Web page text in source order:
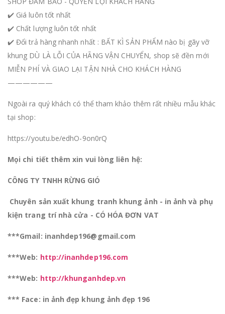
✔️ Giá luôn tốt nhất
✔️ Chất lượng luôn tốt nhất
✔️ Đổi trả hàng nhanh nhất : BẤT KÌ SẢN PHẨM nào bị gãy vỡ
khung DÙ LÀ LỖI CỦA HÃNG VẬN CHUYỂN, shop sẽ đền mới
MIỄN PHÍ VÀ GIAO LẠI TẬN NHÀ CHO KHÁCH HÀNG
——————
Ngoài ra quý khách có thể tham khảo thêm rất nhiều mẫu khác
tại shop:
https://youtu.be/edhO-9on0rQ
Mọi chi tiết thêm xin vui lòng liên hệ:
CÔNG TY TNHH RỪNG GIÓ
Chuyên sản xuất khung tranh khung ảnh - in ảnh và phụ
kiện trang trí nhà cửa - CÓ HÓA ĐƠN VAT
***Gmail: inanhdep196@gmail.com
***Web: http://inanhdep196.com
***Web: http://khunganhdep.vn
*** Face: in ảnh đẹp khung ảnh đẹp 196